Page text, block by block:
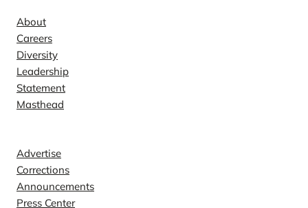
About
Careers
Diversity
Leadership
Statement
Masthead
Advertise
Corrections
Announcements
Press Center